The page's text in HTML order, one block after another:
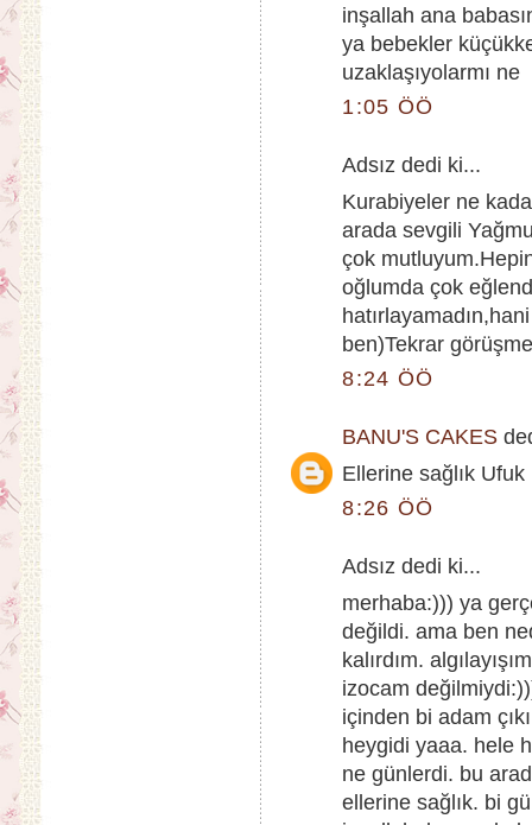
inşallah ana
ya bebekler
uzaklaşıyolarmı ne
1:05 ÖÖ
Adsız dedi ki...
Kurabiyeler ne
arada sevgili
çok
oğlumda çok
ben)Tekrar
8:24 ÖÖ
BANU'S CAKES
Ellerine sağlık
8:26 ÖÖ
Adsız dedi ki...
merhaba:))) ya
değildi. ama ben
kalırdım.
izocam
içinden bi adam
heygidi yaaa. hele
ne günlerdi. bu
ellerine sağlık. bi